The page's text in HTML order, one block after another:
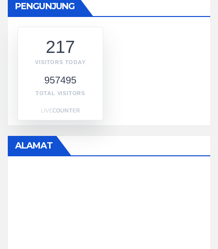
PENGUNJUNG
217
VISITORS TODAY
957495
TOTAL VISITORS
ALAMAT